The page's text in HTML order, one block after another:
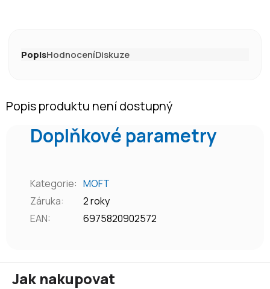
PopisHodnoceníDiskuze
Popis produktu není dostupný
Doplňkové parametry
Kategorie: MOFT
Záruka:
2 roky
EAN: 6975820902572
Jak nakupovat